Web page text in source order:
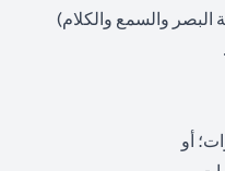
البصر والسمع والكلام)